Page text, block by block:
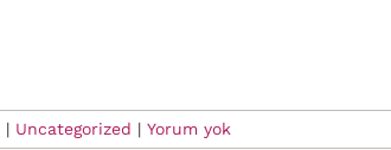
| Uncategorized | Yorum yok